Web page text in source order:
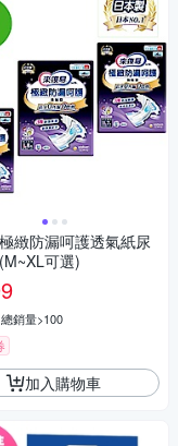
緻防漏呵護透氣紙尿
可選)
總銷量>100
加入購物車